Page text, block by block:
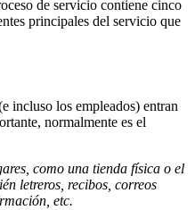
de servicio contiene cinco
principales del servicio que
incluso los empleados) entran
normalmente es el
como una tienda física o el
letreros, recibos, correos
etc.